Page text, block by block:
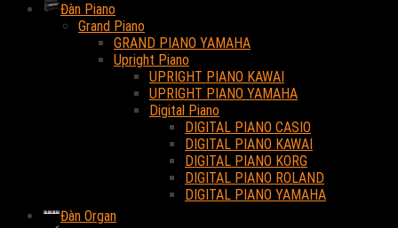
Đàn Piano
Grand Piano
GRAND PIANO YAMAHA
Upright Piano
UPRIGHT PIANO KAWAI
UPRIGHT PIANO YAMAHA
Digital Piano
DIGITAL PIANO CASIO
DIGITAL PIANO KAWAI
DIGITAL PIANO KORG
DIGITAL PIANO ROLAND
DIGITAL PIANO YAMAHA
Đàn Organ